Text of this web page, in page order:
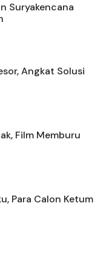
Suryakencana
Angkat Solusi
Film Memburu
Para Calon Ketum